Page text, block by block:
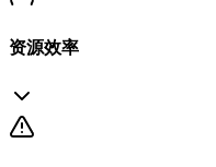
资源效率